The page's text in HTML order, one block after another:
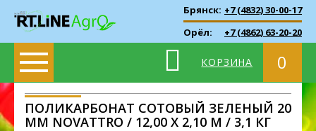
Брянск: +7 (4832) 30-00-17
Орёл:
+7 (4862) 63-20-20
КОРЗИНА 0
ПОЛИКАРБОНАТ СОТОВЫЙ ЗЕЛЕНЫЙ 20
ММ NOVATTRO / 12,00 Х 2,10 М / 3,1 КГ